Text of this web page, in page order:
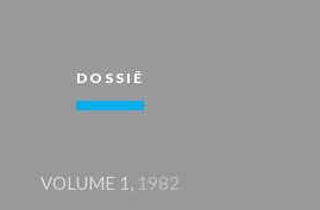
DOSSIÊ
VOLUME 1, 1982